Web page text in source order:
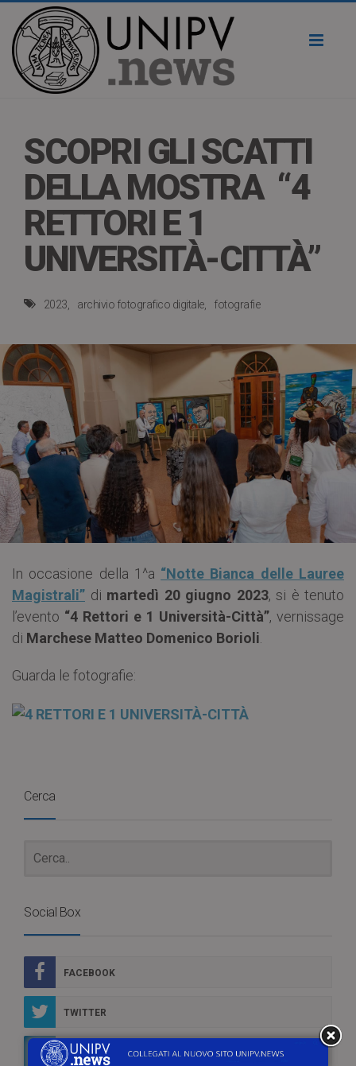
SCOPRI GLI SCATTI
DELLA MOSTRA “4
RETTORI E 1
UNIVERSITÀ-CITTÀ”
2023 archivio fotografico digitale fotografie
In occasione della 1^a “Notte Bianca delle Lauree
Magistrali” di martedì 20 giugno 2023, si è tenuto
l’evento “4 Rettori e 1 Università-Città”, vernissage
di Marchese Matteo Domenico Borioli
Guarda le fotografie:
Cerca
Social Box
FACEBOOK
TWITTER
LINKEDIN